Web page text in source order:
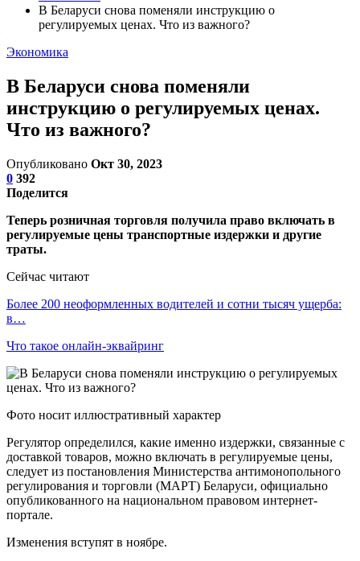
В Беларуси снова поменяли инструкцию о
регулируемых ценах. Что из важного?
Экономика
В Беларуси снова поменяли
инструкцию о регулируемых ценах.
Что из важного?
Опубликовано Окт 30, 2023
0 392
Поделится
Теперь розничная торговля получила право включать в
регулируемые цены транспортные издержки и другие
траты.
Сейчас читают
Более 200 неоформленных водителей и сотни тысяч ущерба:
в…
Что такое онлайн-эквайринг
Фото носит иллюстративный характер
Регулятор определился, какие именно издержки, связанные с
доставкой товаров, можно включать в регулируемые цены,
следует из постановления Министерства антимонопольного
регулирования и торговли (МАРТ) Беларуси, официально
опубликованного на национальном правовом интернет-
портале.
Изменения вступят в ноябре.